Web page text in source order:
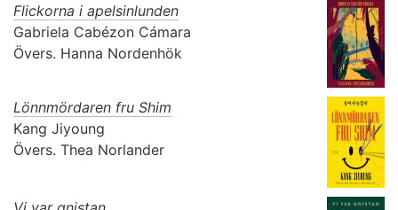
Flickorna i apelsinlunden
Gabriela Cabézon Cámara
Övers. Hanna Nordenhök
Lönnmördaren fru Shim
Kang Jiyoung
Övers. Thea Norlander